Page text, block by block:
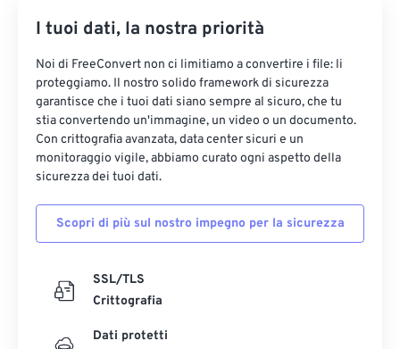
I tuoi dati, la nostra priorità
Noi di FreeConvert non ci limitiamo a convertire i file: li
proteggiamo. Il nostro solido framework di sicurezza
garantisce che i tuoi dati siano sempre al sicuro, che tu
stia convertendo un'immagine, un video o un documento.
Con crittografia avanzata, data center sicuri e un
monitoraggio vigile, abbiamo curato ogni aspetto della
sicurezza dei tuoi dati.
Scopri di più sul nostro impegno per la sicurezza
SSL/TLS
Crittografia
Dati protetti